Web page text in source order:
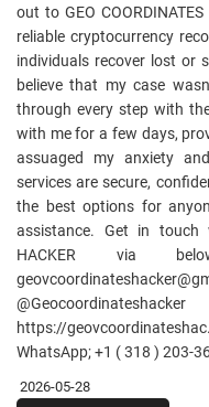
out to GEO
reliable cryptocurrency
individuals recover lost or
believe that my case
through every step with
with me for a few days,
assuaged my anxiety
services are secure,
the best options for
assistance. Get in touch
HACKER via
https://
WhatsApp; +1 ( 318 ) 203-
2026-05-28